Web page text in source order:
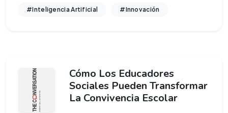
#Inteligencia Artificial #Innovación
Cómo Los Educadores
Sociales Pueden Transformar
La Convivencia Escolar